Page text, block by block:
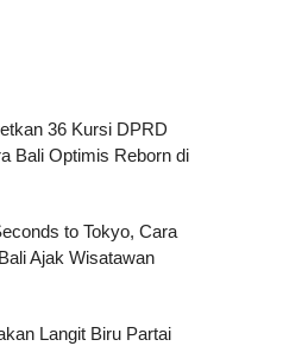
36 Kursi DPRD
Bali Optimis Reborn di
to Tokyo, Cara
Ajak Wisatawan
Langit Biru Partai